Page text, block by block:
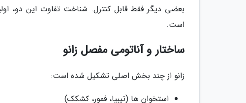
بعضی دیگر فقط قابل کنترل. شناخت تفاوت این دو،
است.
ساختار و آناتومی مفصل زانو
زانو از چند بخش اصلی تشکیل شده است:
استخوان ها (تیبیا، فمور، کشکک)